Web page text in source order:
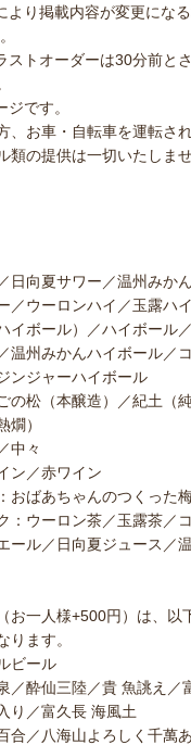
より掲載内容が変更にな
ストオーダーは30分前と
です。
、お車・自転車を運転さ
類の提供は一切いたしませ
日向夏サワー／温州みか
／ウーロンハイ／玉露ハイ
イボール）／ハイボール
温州みかんハイボール／
ンジャーハイボール
の松（本醸造）／紀土（
燗）
中々
ン／赤ワイン
おばあちゃんのつくった
：ウーロン茶／玉露茶／
ール／日向夏ジュース／
お一人様+500円）は、以
ります。
ビール
／酔仙三陸／貴 魚誂え／
り／富久長 海風土
合／八海山よろしく千萬